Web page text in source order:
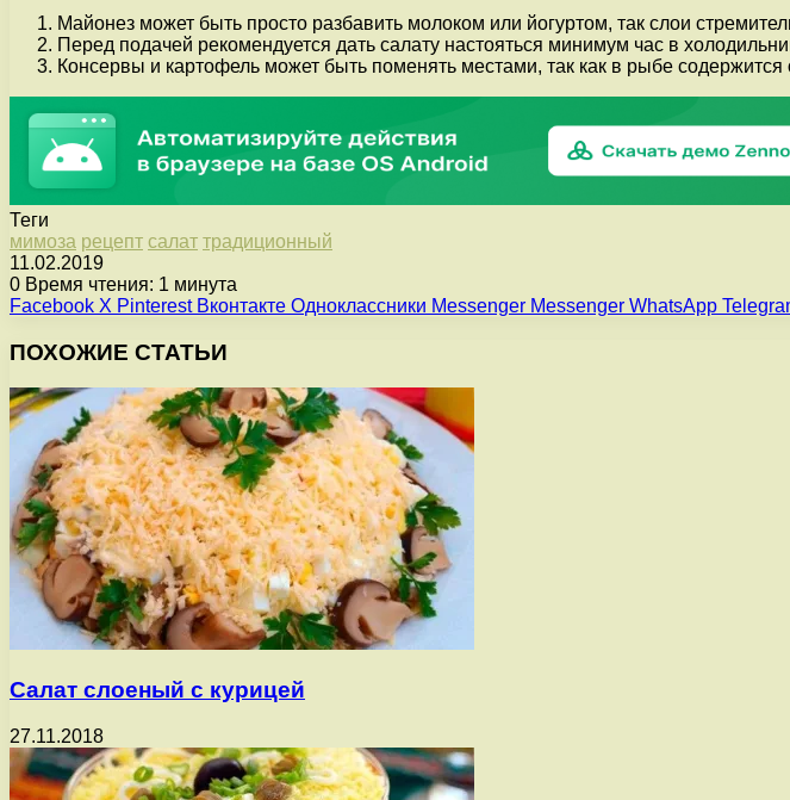
Майонез может быть просто разбавить молоком или йогуртом, так слои
Перед подачей рекомендуется дать салату настояться минимум час в
Консервы и картофель может быть поменять местами, так как в рыбе
Теги
мимоза рецепт салат традиционный
11.02.2019
0 Время чтения: 1 минута
Facebook X Pinterest Вконтакте Одноклассники Messenger Messenger WhatsApp
ПОХОЖИЕ СТАТЬИ
Салат слоеный с курицей
27.11.2018